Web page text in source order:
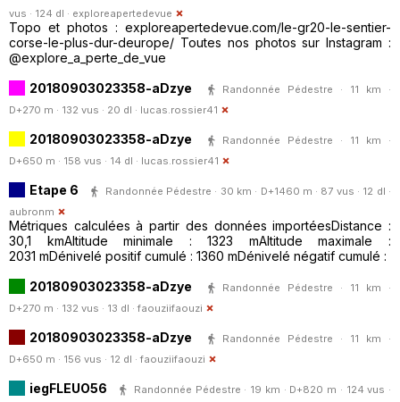
vus · 124 dl · exploreapertedevue
Topo et photos : exploreapertedevue.com/le-gr20-le-sentier-
corse-le-plus-dur-deurope/ Toutes nos photos sur Instagram :
@explore_a_perte_de_vue
20180903023358-aDzye
Randonnée Pédestre · 11 km ·
D+270 m · 132 vus · 20 dl · lucas.rossier41
20180903023358-aDzye
Randonnée Pédestre · 11 km ·
D+650 m · 158 vus · 14 dl · lucas.rossier41
Etape 6
Randonnée Pédestre · 30 km · D+1460 m · 87 vus · 12 dl ·
aubronm
Métriques calculées à partir des données importéesDistance :
30,1 kmAltitude minimale : 1323 mAltitude maximale :
2031 mDénivelé positif cumulé : 1360 mDénivelé négatif cumulé :
20180903023358-aDzye
Randonnée Pédestre · 11 km ·
D+270 m · 132 vus · 13 dl · faouziifaouzi
20180903023358-aDzye
Randonnée Pédestre · 11 km ·
D+650 m · 156 vus · 12 dl · faouziifaouzi
iegFLEUO56
Randonnée Pédestre · 19 km · D+820 m · 124 vus ·